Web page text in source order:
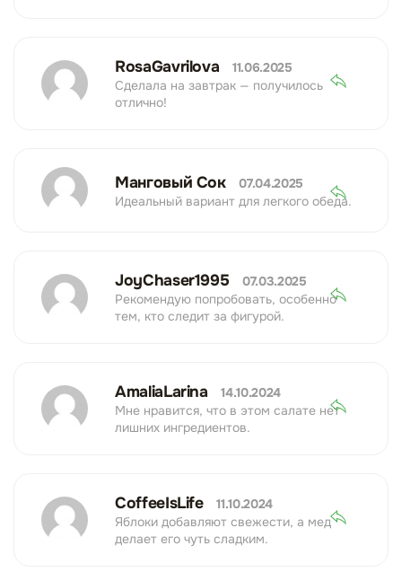
RosaGavrilova
11.06.2025
Сделала на завтрак — получилось
отлично!
Манговый Сок
07.04.2025
Идеальный вариант для легкого обеда.
JoyChaser1995
07.03.2025
Рекомендую попробовать, особенно
тем, кто следит за фигурой.
AmaliaLarina
14.10.2024
Мне нравится, что в этом салате нет
лишних ингредиентов.
CoffeeIsLife
11.10.2024
Яблоки добавляют свежести, а мед
делает его чуть сладким.